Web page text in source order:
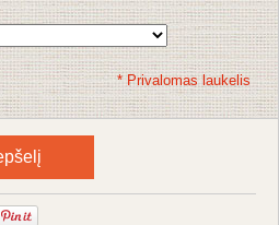
* Privalomas laukelis